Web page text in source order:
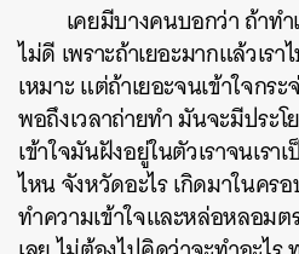
เคยมีบางคนบอกว่า ถ้าท
ไม่ดี เพราะถ้าเยอะมากแล้วเร
เหมาะ แต่ถ้าเยอะจนเข้าใจกร
พอถึงเวลาถ่ายทำ มันจะมีประ
เข้าใจมันฝังอยู่ในตัวเราจนเร
ไหน จังหวัดอะไร เกิดมาในคร
ทำความเข้าใจและหล่อหลอมต